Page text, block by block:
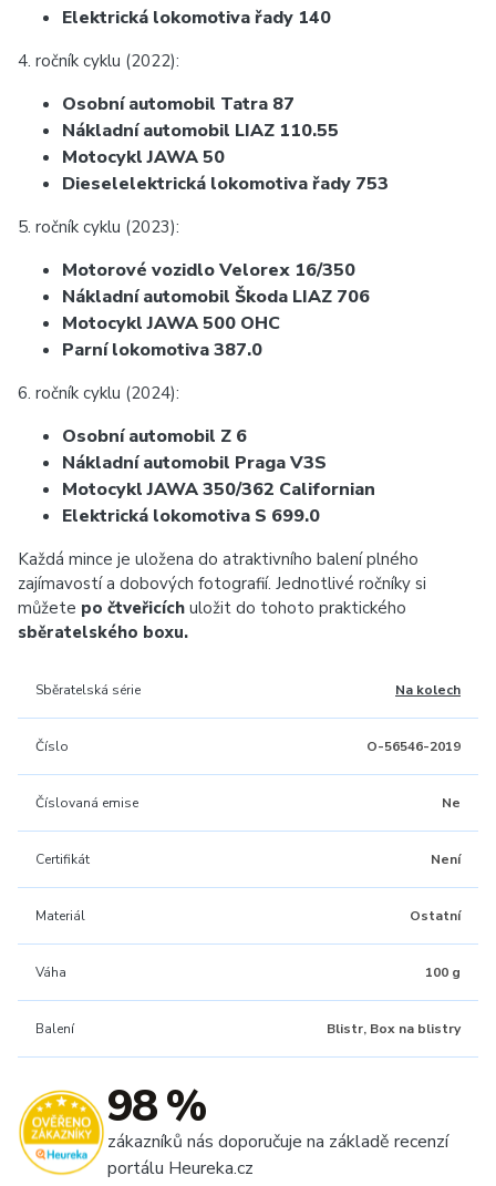
Elektrická lokomotiva řady 140
4. ročník cyklu (2022):
Osobní automobil Tatra 87
Nákladní automobil LIAZ 110.55
Motocykl JAWA 50
Dieselelektrická lokomotiva řady 753
5. ročník cyklu (2023):
Motorové vozidlo Velorex 16/350
Nákladní automobil Škoda LIAZ 706
Motocykl JAWA 500 OHC
Parní lokomotiva 387.0
6. ročník cyklu (2024):
Osobní automobil Z 6
Nákladní automobil Praga V3S
Motocykl JAWA 350/362 Californian
Elektrická lokomotiva S 699.0
Každá mince je uložena do atraktivního balení plného
zajímavostí a dobových fotografií. Jednotlivé ročníky si
můžete po čtveřicích uložit do tohoto praktického
sběratelského boxu.
Sběratelská série Na kolech
Číslo O-56546-2019
Číslovaná emise Ne
Certifikát Není
Materiál Ostatní
Váha 100 g
Balení Blistr, Box na blistry
98 %
zákazníků nás doporučuje na základě recenzí
portálu Heureka.cz